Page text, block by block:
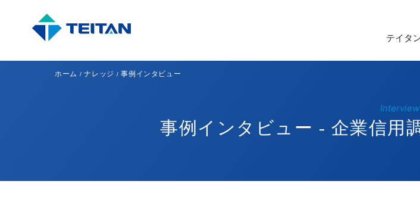
テイタ
Interview
事例インタビュー - 企業信用
ホーム ナレッジ 事例インタビュー